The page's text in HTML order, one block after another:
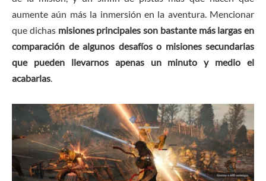
aumente aún más la inmersión en la aventura. Mencionar
que dichas misiones principales son bastante más largas en
comparación de algunos desafíos o misiones secundarias
que pueden llevarnos apenas un minuto y medio el
acabarlas.